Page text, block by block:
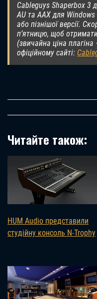
Cableguys Shaperbox 3
AU та AAX для
або пізнішої версії.
п’ятницю, щоб
(звичайна ціна
офіційному сайті:
Читайте також:
HUM Audio представили
студійну консоль N-Trophy